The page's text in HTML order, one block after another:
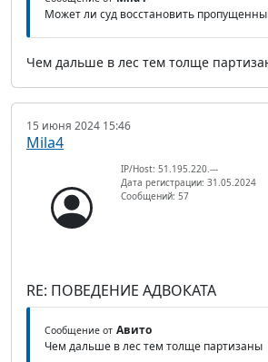
Может ли суд восстановить
Чем дальше в лес тем толще
15 июня 2024 15:46
Mila4
IP/Host: 51.195.220.---
Дата регистрации: 31.05.2024
Сообщений: 57
RE: ПОВЕДЕНИЕ АДВОКАТА
Сообщение от Авито
Чем дальше в лес тем толще партизаны